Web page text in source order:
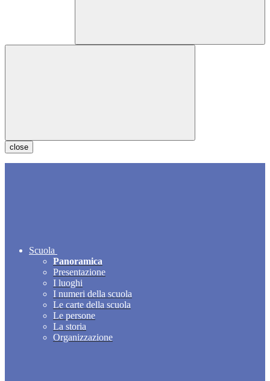
close
Scuola
Panoramica
Presentazione
I luoghi
I numeri della scuola
Le carte della scuola
Le persone
La storia
Organizzazione